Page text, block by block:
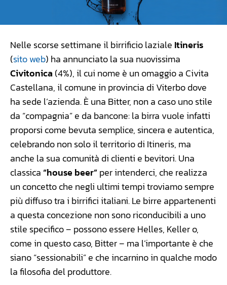
Nelle scorse settimane il birrificio laziale Itineris
(sito web) ha annunciato la sua nuovissima
Civitonica (4%), il cui nome è un omaggio a Civita
Castellana, il comune in provincia di Viterbo dove
ha sede l’azienda. È una Bitter, non a caso uno stile
da “compagnia” e da bancone: la birra vuole infatti
proporsi come bevuta semplice, sincera e autentica,
celebrando non solo il territorio di Itineris, ma
anche la sua comunità di clienti e bevitori. Una
classica“house beer”per intenderci, che realizza
un concetto che negli ultimi tempi troviamo sempre
più diffuso tra i birrifici italiani. Le birre appartenenti
a questa concezione non sono riconducibili a uno
stile specifico – possono essere Helles, Keller o,
come in questo caso, Bitter – ma l’importante è che
siano “sessionabili” e che incarnino in qualche modo
la filosofia del produttore.